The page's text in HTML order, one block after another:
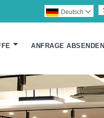
Deutsch 
ANFRAGE ABSENDEN